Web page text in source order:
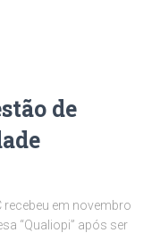
de
em novembro
“Qualiopi” após ser